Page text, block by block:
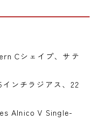
Cシェイプ、サテ
ンチラジアス、22
Alnico V Single-